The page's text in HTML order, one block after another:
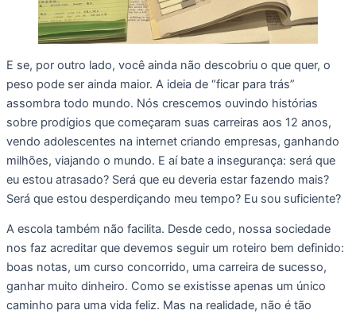
E se, por outro lado, você ainda não descobriu o que quer, o
peso pode ser ainda maior. A ideia de “ficar para trás”
assombra todo mundo. Nós crescemos ouvindo histórias
sobre prodígios que começaram suas carreiras aos 12 anos,
vendo adolescentes na internet criando empresas, ganhando
milhões, viajando o mundo. E aí bate a insegurança: será que
eu estou atrasado? Será que eu deveria estar fazendo mais?
Será que estou desperdiçando meu tempo? Eu sou suficiente?
A escola também não facilita. Desde cedo, nossa sociedade
nos faz acreditar que devemos seguir um roteiro bem definido:
boas notas, um curso concorrido, uma carreira de sucesso,
ganhar muito dinheiro. Como se existisse apenas um único
caminho para uma vida feliz. Mas na realidade, não é tão